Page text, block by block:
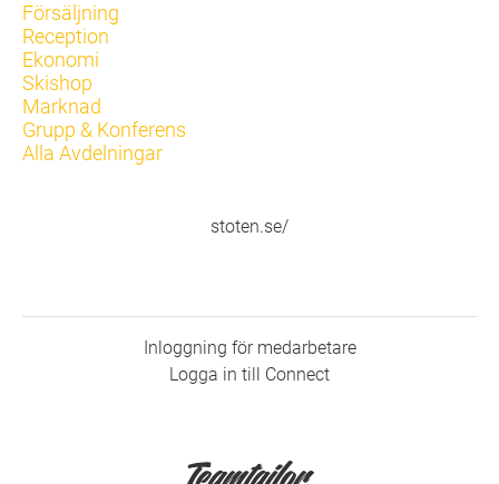
Försäljning
Reception
Ekonomi
Skishop
Marknad
Grupp & Konferens
Alla Avdelningar
stoten.se/
Inloggning för medarbetare
Logga in till Connect